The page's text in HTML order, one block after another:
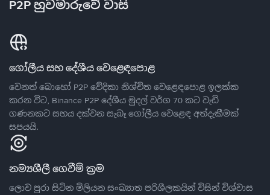
P2P හුවමාරුවේ වාසි
ගෝලීය සහ දේශීය වෙළෙඳපොළ
වෙනත් බොහෝ P2P වේදිකා නිශ්චිත වෙළෙඳපොළ ඉලක්ක
කරන විට, Binance P2P දේශීය මුදල් වර්ග 70 කට වැඩි
ගණනකට සහය දක්වන සැබෑ ගෝලීය වෙළෙඳ අත්දැකීමක්
සපයයි.
නම්‍යශීලී ගෙවීම් ක්‍රම
ලොව පුරා සිටින මිලියන සංඛ්‍යාත පරිශීලකයින් විසින් විශ්වාස